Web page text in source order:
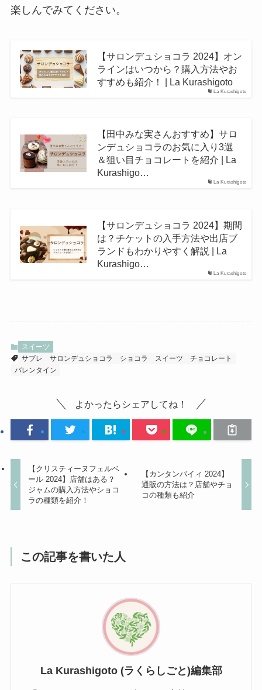
楽しんでみてください。
La Kurashigoto
【サロンデュショコラ 2024】オン
ラインはいつから？購入方法やお
すすめも紹介！ | La Kurashigoto
La Kurashigoto
【田中みな実さんおすすめ】サロ
ンデュショコラのお気に入り3選
＆狙い目チョコレートを紹介 | La
Kurashigo…
La Kurashigoto
【サロンデュショコラ 2024】期間
は？チケットの入手方法や出店ブ
ランドもわかりやすく解説 | La
Kurashigo…
スイーツ
サブレ
サロンデュショコラ ショコラ スイーツ
チョコレート
バレンタイン
よかったらシェアしてね！
【クリスティーヌフェルベ
ール 2024】店舗はある？
ジャムの購入方法やショコ
ラの種類を紹介！
【カンタンバイィ 2024】
通販の方法は？店舗やチョ
コの種類も紹介
この記事を書いた人
La Kurashigoto (ラくらしごと)編集部